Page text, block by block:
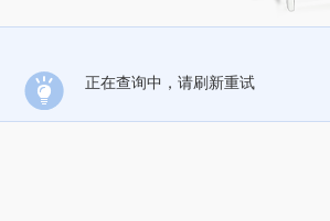
正在查询中，请刷新重试